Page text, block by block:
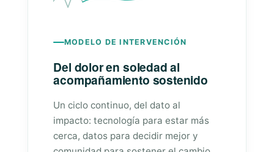
MODELO DE INTERVENCIÓN
Del dolor en soledad al
acompañamiento sostenido
Un ciclo continuo, del dato al
impacto: tecnología para estar más
cerca, datos para decidir mejor y